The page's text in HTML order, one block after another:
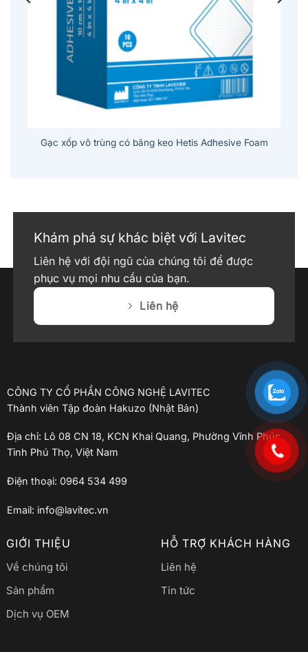
Gạc xốp vô trùng có băng keo Hetis Adhesive Foam
Khám phá sự khác biệt với Lavitec
Liên hệ với đội ngũ của chúng tôi để được
phục vụ mọi nhu cầu của bạn.
Liên hệ
CÔNG TY CỔ PHẦN CÔNG NGHỆ LAVITEC
Thành viên Tập đoàn Hakuzo (Nhật Bản)
Địa chỉ: Lô 08 CN 18, KCN Khai Quang, Phường Vĩnh Phúc,
Tỉnh Phú Thọ, Việt Nam
Điện thoại: 0964 534 499
Email: info@lavitec.vn
GIỚI THIỆU
Về chúng tôi
Sản phẩm
Dịch vụ OEM
HỖ TRỢ KHÁCH HÀNG
Liên hệ
Tin tức